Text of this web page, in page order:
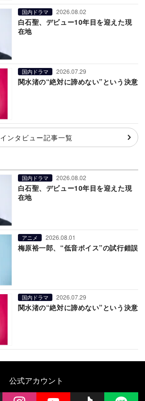
国内ドラマ 2026.08.02
白石聖、デビュー10年目を迎えた現
在地
国内ドラマ 2026.07.29
関水渚の“絶対に諦めない”という決意
インタビュー記事一覧
国内ドラマ 2026.08.02
白石聖、デビュー10年目を迎えた現
在地
アニメ 2026.08.01
梅原裕一郎、“低音ボイス”の試行錯誤
国内ドラマ 2026.07.29
関水渚の“絶対に諦めない”という決意
公式アカウント